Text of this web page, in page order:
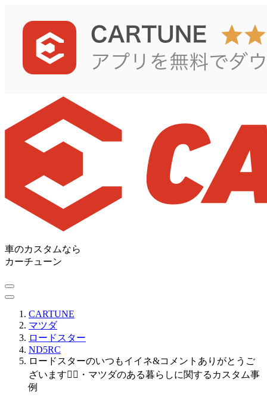
車のカスタムなら
カーチューン
CARTUNE
マツダ
ロードスター
ND5RC
ロードスターのいつもイイネ&コメントありがとうご
ざいます🙇‍♂️・マツダのある暮らしに関するカスタム事
例